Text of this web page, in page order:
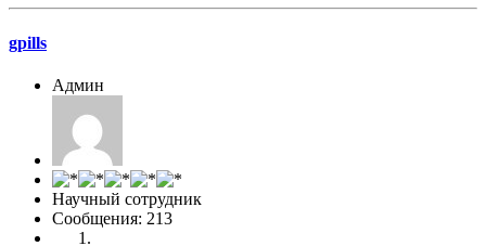
gpills
Админ
Научный сотрудник
Сообщения: 213